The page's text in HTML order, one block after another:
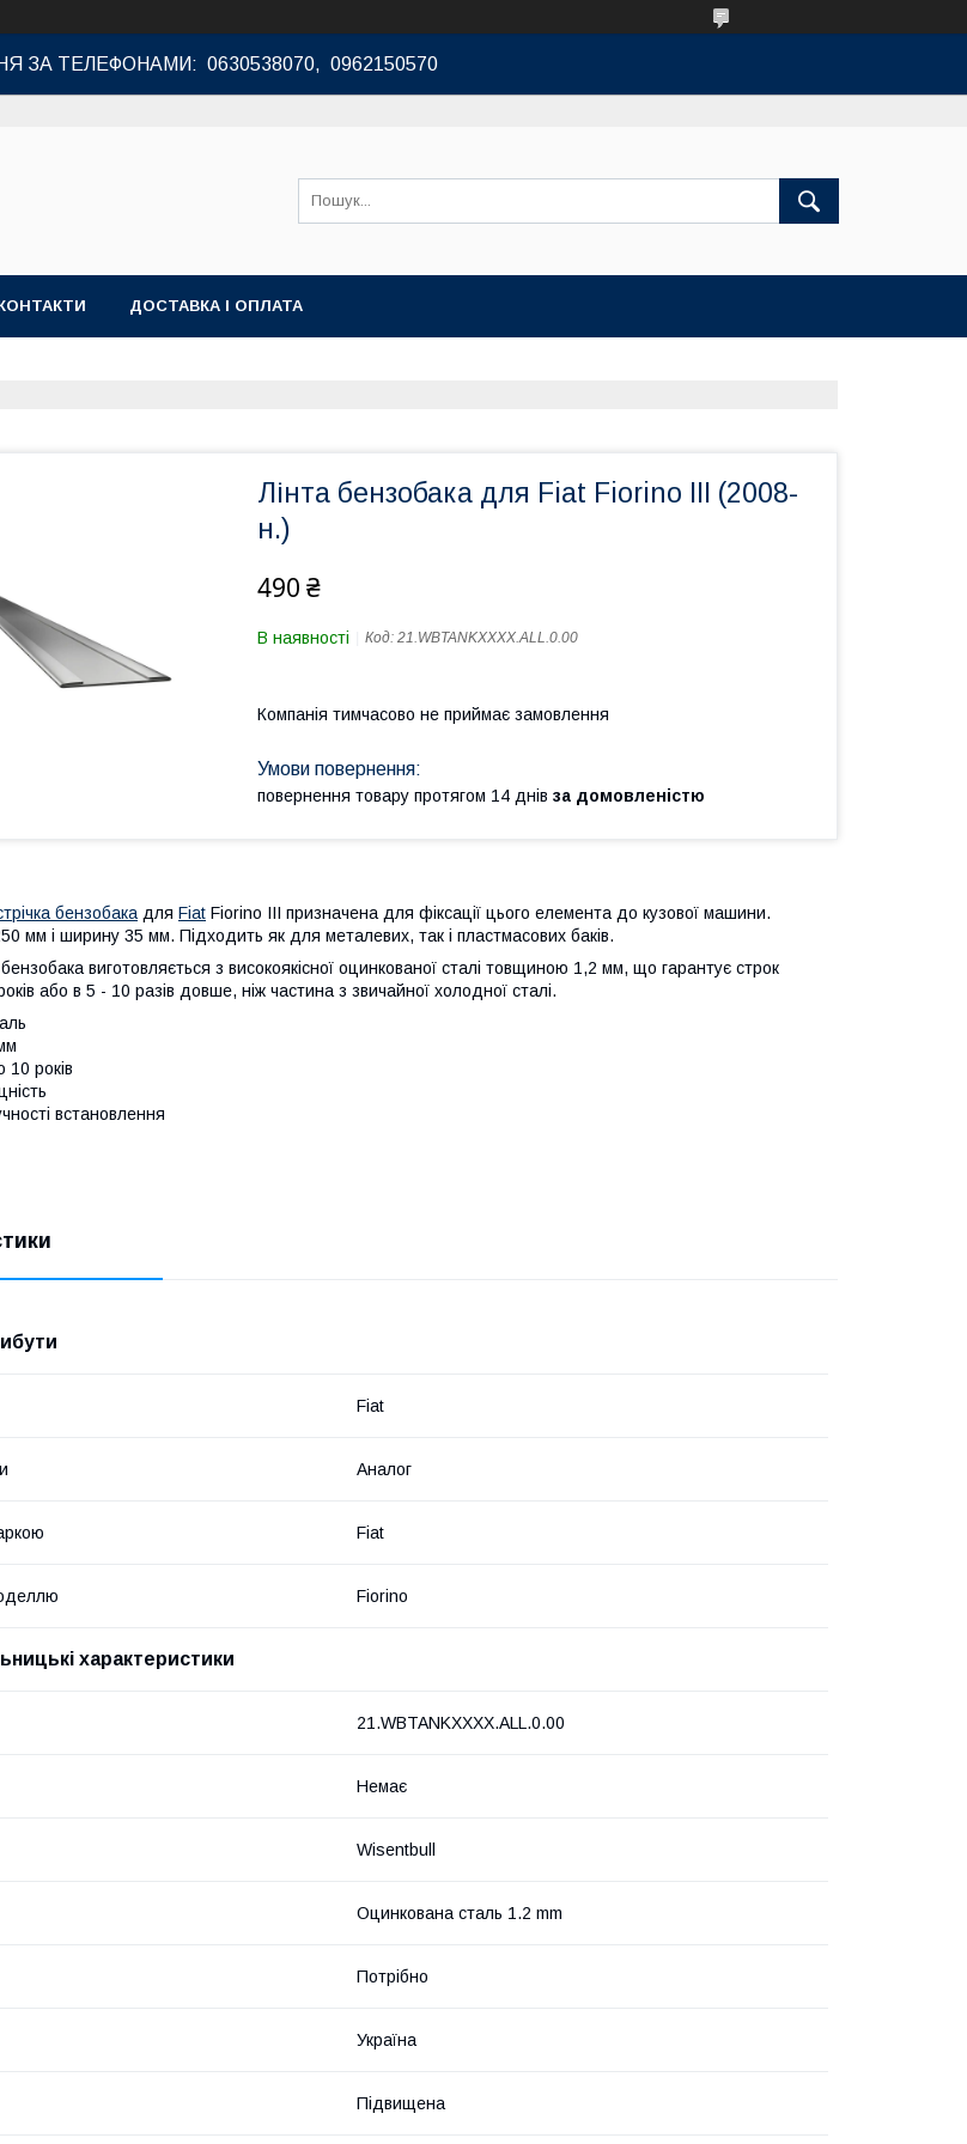
ЗА ТЕЛЕФОНАМИ: 0630538070, 0962150570
ДОСТАВКА І ОПЛАТА
Лінта бензобака для Fiat Fiorino III (2008-
н.)
490 ₴
В наявності Код: 21.WBTANKXXXX.ALL.0.00
Компанія тимчасово не приймає замовлення
повернення товару протягом 14 днів за домовленістю
бензобакадля Fiat Fiorino III призначена для фіксації цього елемента до кузової машини.
мм і ширину 35 мм. Підходить як для металевих, так і пластмасових баків.
бензобака виготовляється з високоякісної оцинкованої сталі товщиною 1,2 мм, що гарантує строк
або в 5 - 10 разів довше, ніж частина з звичайної холодної сталі.
років
встановлення
Fiat
Аналог
Fiat
Fiorino
характеристики
21.WBTANKXXXX.ALL.0.00
Немає
Wisentbull
Оцинкована сталь 1.2 mm
Потрібно
Україна
Підвищена